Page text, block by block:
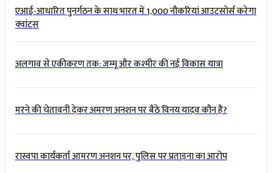
एआई-आधारित पुनर्गठन के साथ भारत में 1,000 नौकरियां आउटसोर्स करेगा
क्वांटस
अलगाव से एकीकरण तक: जम्मू और कश्मीर की नई विकास यात्रा
मरने की चेतावनी देकर अमरण अनशन पर बैठे विनय यादव कौन हैं?
रास्वपा कार्यकर्ता आमरण अनशन पर, पुलिस पर प्रताड़ना का आरोप